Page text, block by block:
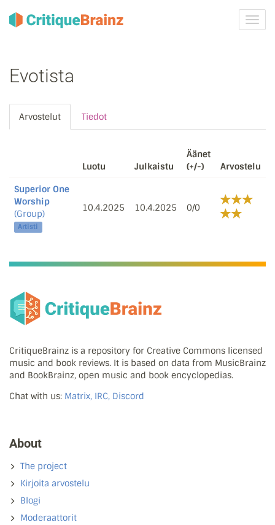
Evotista
Arvostelut Tiedot
Luotu Julkaistu
Äänet
(+/-)
Arvostelu
Superior One
Worship
(Group)
Artisti
10.4.2025 10.4.2025 0/0
CritiqueBrainz is a repository for Creative Commons licensed
music and book reviews. It is based on data from MusicBrainz
and BookBrainz, open music and book encyclopedias.
Chat with us: Matrix, IRC, Discord
About
The project
Kirjoita arvostelu
Blogi
Moderaattorit